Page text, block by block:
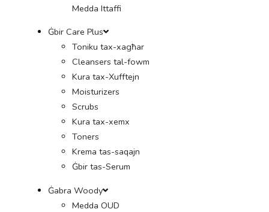
Medda Ittaffi
Ġbir Care Plus
Toniku tax-xagħar
Cleansers tal-fowm
Kura tax-Xufftejn
Moisturizers
Scrubs
Kura tax-xemx
Toners
Krema tas-saqajn
Ġbir tas-Serum
Ġabra Woody
Medda OUD